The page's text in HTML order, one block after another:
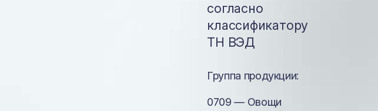
согласно
классификатору
ТН ВЭД
Группа продукции:
0709 — Овощи